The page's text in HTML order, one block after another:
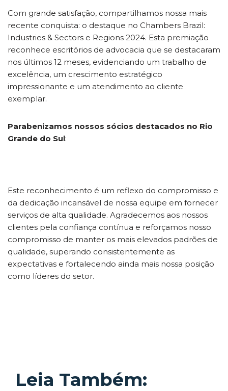
Com grande satisfação, compartilhamos nossa mais
recente conquista: o destaque no Chambers Brazil:
Industries & Sectors e Regions 2024. Esta premiação
reconhece escritórios de advocacia que se destacaram
nos últimos 12 meses, evidenciando um trabalho de
excelência, um crescimento estratégico
impressionante e um atendimento ao cliente
exemplar.
Parabenizamos nossos sócios destacados no Rio
Grande do Sul:
Este reconhecimento é um reflexo do compromisso e
da dedicação incansável de nossa equipe em fornecer
serviços de alta qualidade. Agradecemos aos nossos
clientes pela confiança contínua e reforçamos nosso
compromisso de manter os mais elevados padrões de
qualidade, superando consistentemente as
expectativas e fortalecendo ainda mais nossa posição
como líderes do setor.
Leia Também: